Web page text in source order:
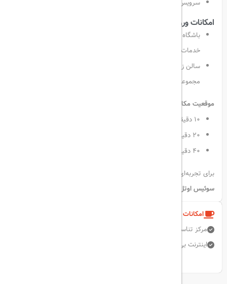
سرویس ۲۴ ساعته غذا در اتاق نیز در دسترس است.
امکانات ورزشی و رفاهی:
خدمات ماساژ (با هزینه جداگانه)
سالن زیبایی، خدمات پرستاری کودک، اتاق بخار و زمین تنیس نیز در
مجموعه موجود است.
موقعیت مکانی عالی:
۱۰ دقیقه پیاده تا دبی مال، کیدزانیا و آکواریوم دبی
۲۰ دقیقه با خودرو تا فرودگاه بین‌المللی دبی
۴۰ دقیقه رانندگی تا فرودگاه بین‌المللی آل‌مکتوم
برای تجربه‌ای متفاوت از اقامت در نزدیکی مهم‌ترین جاذبه‌های دبی،
سوئیس اوتل المروج
امکانات و خدمات هتل
مرکز تناسب اندام
اینترنت بی سیم رایگان